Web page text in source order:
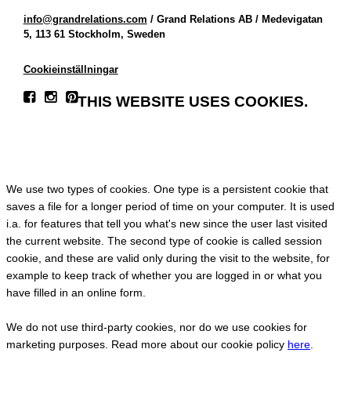
info@grandrelations.com / Grand Relations AB / Medevigatan
5, 113 61 Stockholm, Sweden
Cookieinställningar
THIS WEBSITE USES COOKIES.
We use two types of cookies. One type is a persistent cookie that
saves a file for a longer period of time on your computer. It is used
i.a. for features that tell you what's new since the user last visited
the current website. The second type of cookie is called session
cookie, and these are valid only during the visit to the website, for
example to keep track of whether you are logged in or what you
have filled in an online form.
We do not use third-party cookies, nor do we use cookies for
marketing purposes. Read more about our cookie policy here